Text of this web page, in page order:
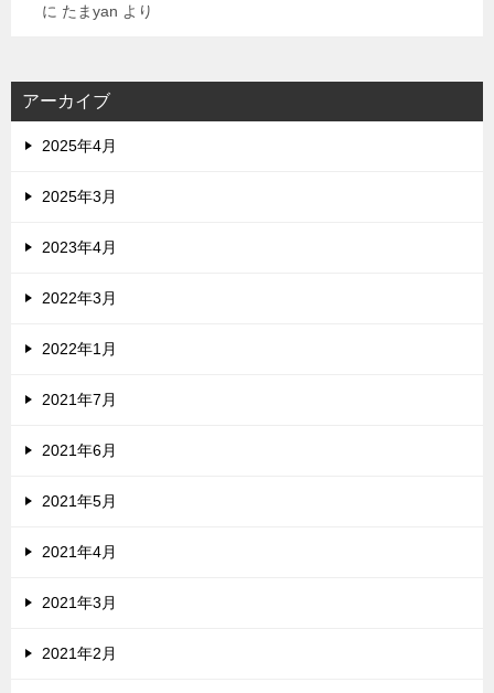
に たまyan より
アーカイブ
2025年4月
2025年3月
2023年4月
2022年3月
2022年1月
2021年7月
2021年6月
2021年5月
2021年4月
2021年3月
2021年2月